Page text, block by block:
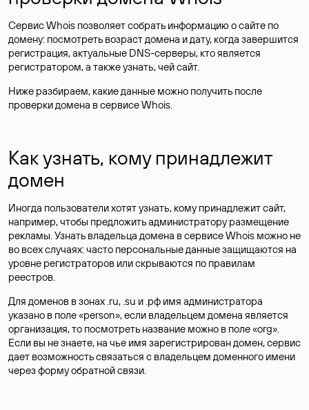
Сервис Whois позволяет собрать информацию о сайте по
домену: посмотреть возраст домена и дату, когда завершится
регистрация, актуальные DNS-серверы, кто является
регистратором, а также узнать, чей сайт.
Ниже разбираем, какие данные можно получить после
проверки домена в сервисе Whois.
Как узнать, кому принадлежит
домен
Иногда пользователи хотят узнать, кому принадлежит сайт,
например, чтобы предложить администратору размещение
рекламы. Узнать владельца домена в сервисе Whois можно не
во всех случаях: часто персональные данныезащищаются на
уровне регистраторов или скрываются по правилам
реестров.
Для доменов в зонах .ru, .su и .рф имя администратора
указано в поле «person», если владельцем домена является
организация, то посмотреть название можно в поле «org».
Если вы не знаете, на чье имя зарегистрирован домен, сервис
дает возможность связаться с владельцем доменного имени
через форму обратной связи.